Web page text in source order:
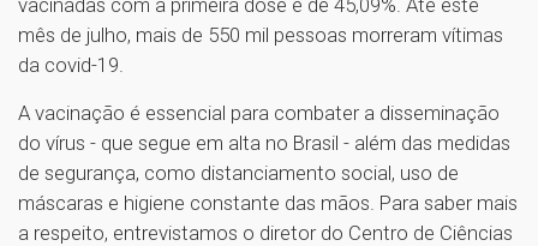
mês de julho, mais de 550 mil pessoas morreram vítimas
da covid-19.
A vacinação é essencial para combater a disseminação
do vírus - que segue em alta no Brasil - além das medidas
de segurança, como distanciamento social, uso de
máscaras e higiene constante das mãos. Para saber mais
a respeito, entrevistamos o diretor do Centro de Ciências